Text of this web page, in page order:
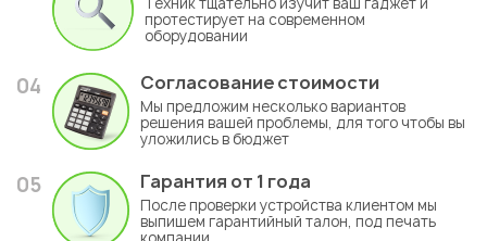
протестирует на современном
оборудовании
04 Согласование стоимости
Мы предложим несколько вариантов
решения вашей проблемы, для того чтобы вы
уложились в бюджет
05 Гарантия от 1 года
После проверки устройства клиентом мы
выпишем гарантийный талон, под печать